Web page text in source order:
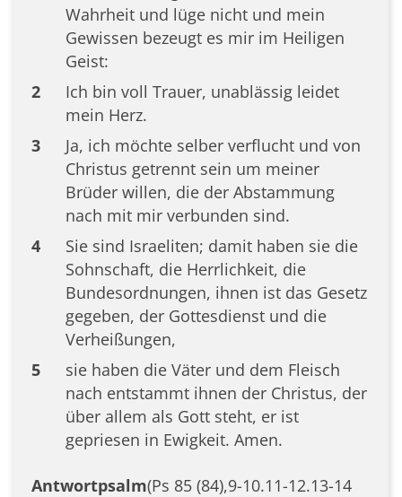
Wahrheit und lüge nicht und mein
Gewissen bezeugt es mir im Heiligen
Geist:
2
Ich bin voll Trauer, unablässig leidet
mein Herz.
3
Ja, ich möchte selber verflucht und von
Christus getrennt sein um meiner
Brüder willen, die der Abstammung
nach mit mir verbunden sind.
4
Sie sind Israeliten; damit haben sie die
Sohnschaft, die Herrlichkeit, die
Bundesordnungen, ihnen ist das Gesetz
gegeben, der Gottesdienst und die
Verheißungen,
5
sie haben die Väter und dem Fleisch
nach entstammt ihnen der Christus, der
über allem als Gott steht, er ist
gepriesen in Ewigkeit. Amen.
Antwortpsalm(Ps 85 (84),9-10.11-12.13-14